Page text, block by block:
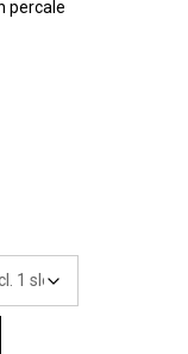
percale